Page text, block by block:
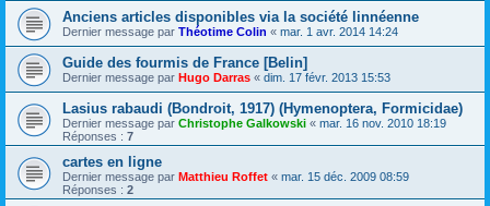
Anciens articles disponibles via la société linnéenne
Dernier message par Théotime Colin « mar. 1 avr. 2014 14:24
Guide des fourmis de France [Belin]
Dernier message par Hugo Darras « dim. 17 févr. 2013 15:53
Lasius rabaudi (Bondroit, 1917) (Hymenoptera, Formicidae)
Dernier message par Christophe Galkowski « mar. 16 nov. 2010 18:19
Réponses : 7
cartes en ligne
Dernier message par Matthieu Roffet « mar. 15 déc. 2009 08:59
Réponses : 2